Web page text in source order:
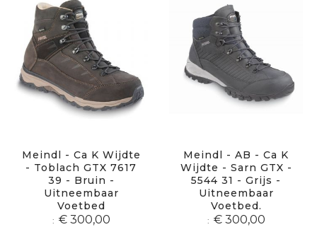
Meindl - Ca K Wijdte
- Toblach GTX 7617
39 - Bruin -
Uitneembaar
Voetbed
€ 300,00
Meindl - AB - Ca K
Wijdte - Sarn GTX -
5544 31 - Grijs -
Uitneembaar
Voetbed.
€ 300,00